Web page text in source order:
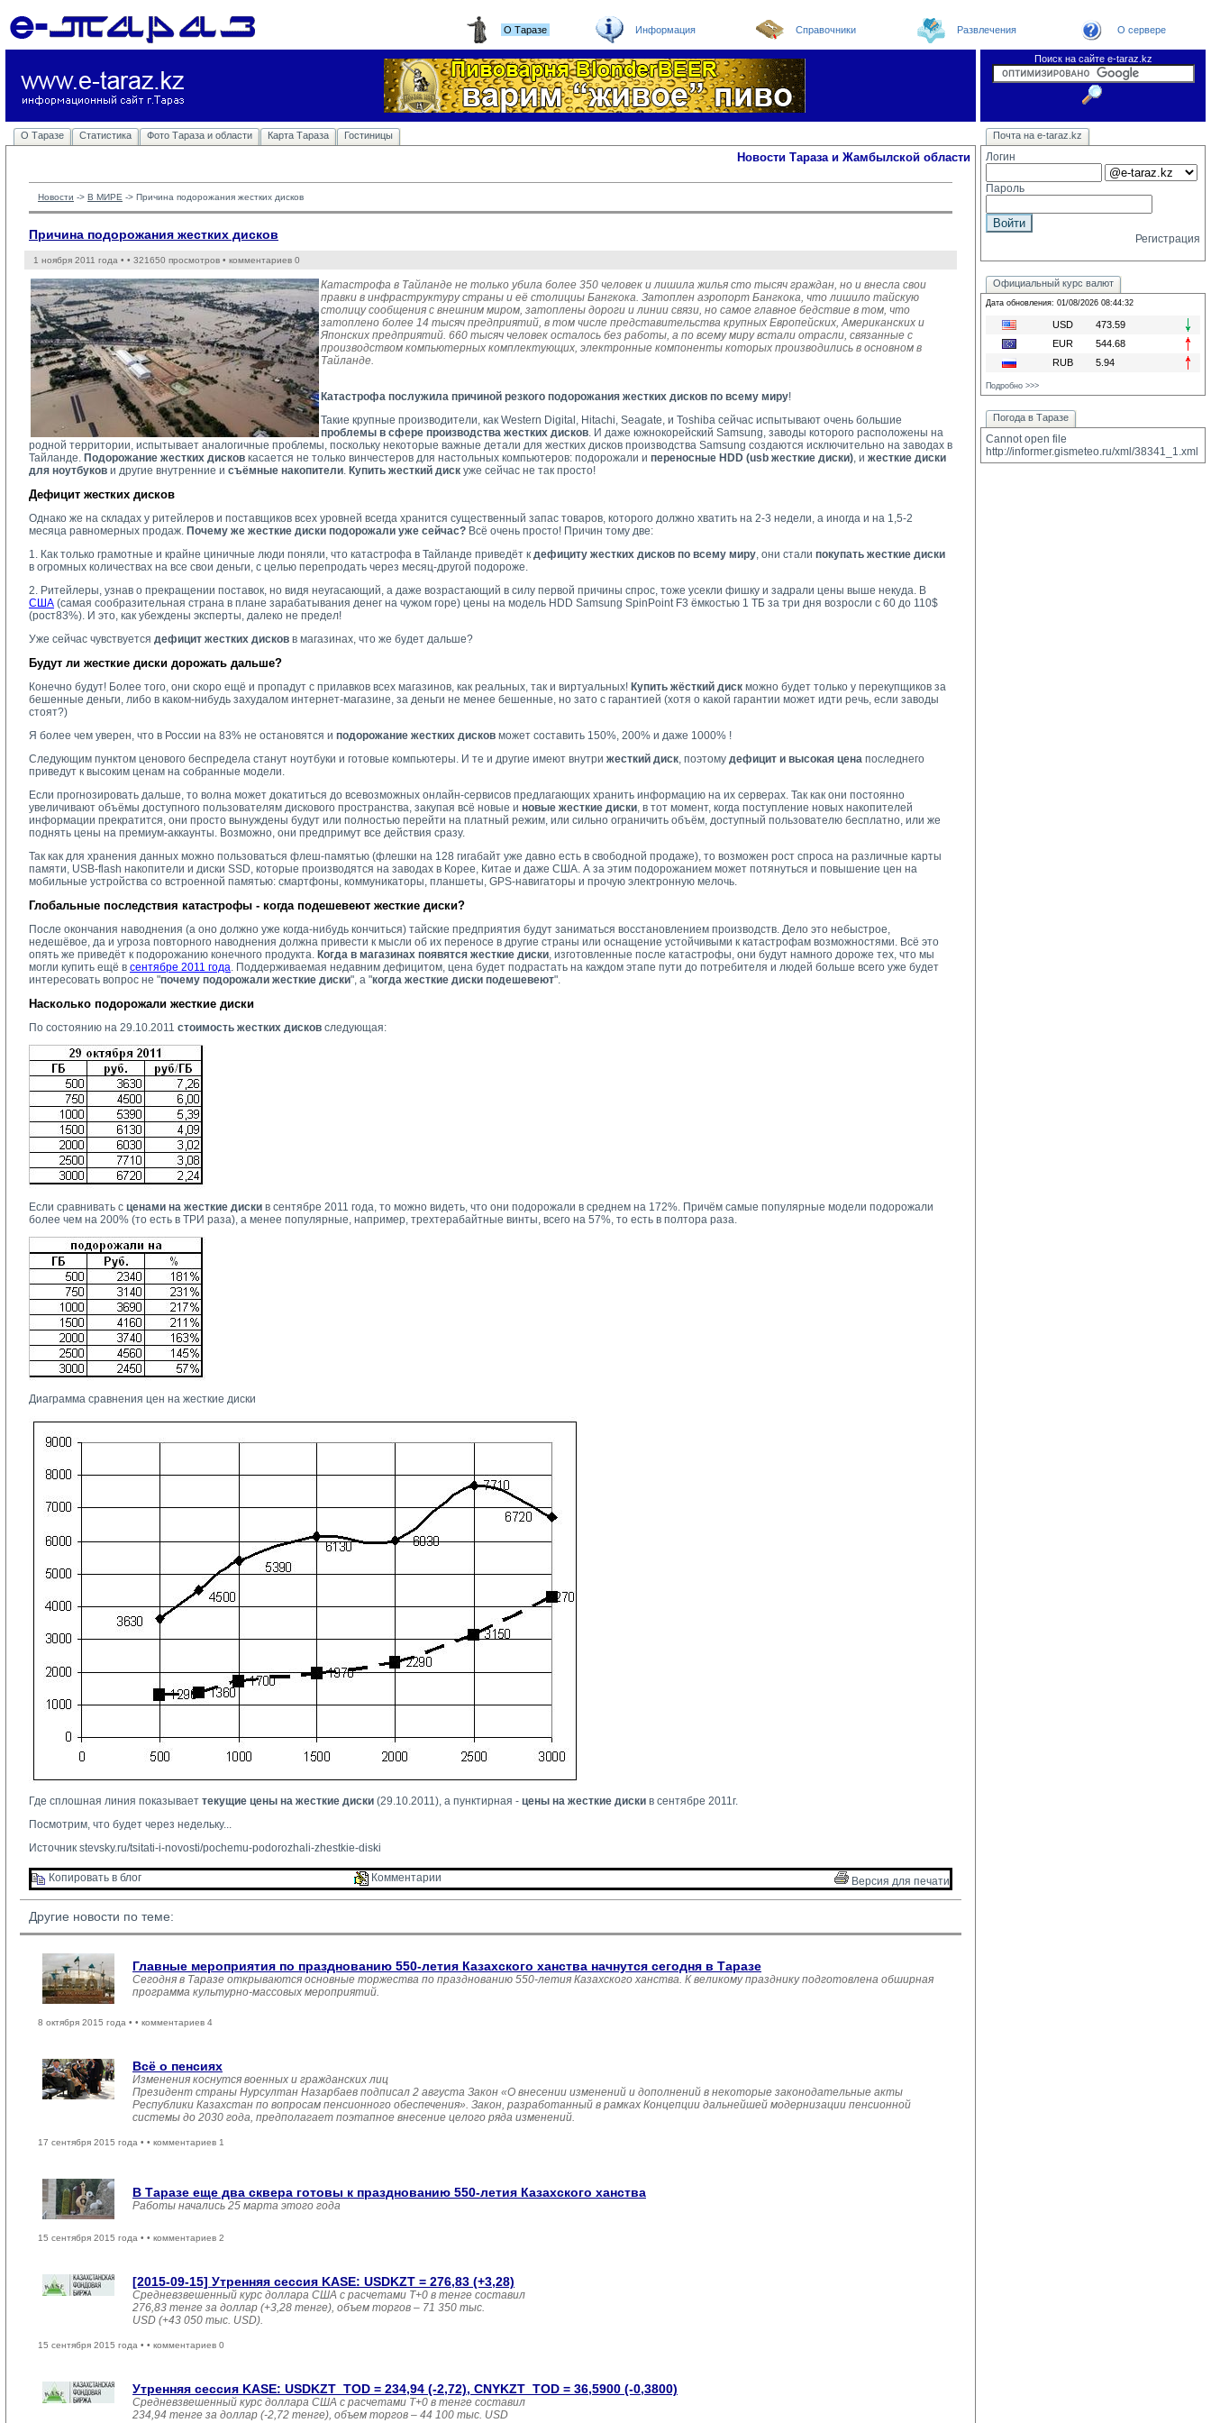
О Таразе Информация Справочники Развлечения О сервере
Поиск на сайте e-taraz.kz
О Таразе Статистика Фото Тараза и области Карта Тараза Гостиницы Новости Погода в Таразе
Телефоный справочник
Видеоконференция
Новости e-taraz
Новости Тараза и Жамбылской области
Новости -> В МИРЕ -> Причина подорожания жестких дисков
Причина подорожания жестких дисков
1 ноября 2011 года • • 321650 просмотров • комментариев 0
Катастрофа в Тайланде не только убила более 350 человек и лишила жилья сто тысяч граждан, но и внесла свои
правки в инфраструктуру страны и её столициы Бангкока. Затоплен аэропорт Бангкока, что лишило тайскую
столицу сообщения с внешним миром, затоплены дороги и линии связи, но самое главное бедствие в том, что
затоплено более 14 тысяч предприятий, в том числе представительства крупных Европейских, Американских и
Японских предприятий. 660 тысяч человек осталось без работы, а по всему миру встали отрасли, связанные с
производством компьютерных комплектующих, электронные компоненты которых производились в основном в
Тайланде.
Катастрофа послужила причиной резкого подорожания жестких дисков по всему миру!
Такие крупные производители, как Western Digital, Hitachi, Seagate, и Toshiba сейчас испытывают очень большие
проблемы в сфере производства жестких дисков. И даже южнокорейский Samsung, заводы которого расположены на
родной территории, испытывает аналогичные проблемы, поскольку некоторые важные детали для жестких дисков производства Samsung создаются исключительно на заводах в
Тайланде. Подорожание жестких дисков касается не только винчестеров для настольных компьютеров: подорожали и переносные HDD (usb жесткие диски), и жесткие диски
для ноутбуков и другие внутренние и съёмные накопители. Купить жесткий диск уже сейчас не так просто!
Дефицит жестких дисков
Однако же на складах у ритейлеров и поставщиков всех уровней всегда хранится существенный запас товаров, которого должно хватить на 2-3 недели, а иногда и на 1,5-2
месяца равномерных продаж. Почему же жесткие диски подорожали уже сейчас? Всё очень просто! Причин тому две:
1. Как только грамотные и крайне циничные люди поняли, что катастрофа в Тайланде приведёт к дефициту жестких дисков по всему миру, они стали покупать жесткие диски
в огромных количествах на все свои деньги, с целью перепродать через месяц-другой подороже.
2. Ритейлеры, узнав о прекращении поставок, но видя неугасающий, а даже возрастающий в силу первой причины спрос, тоже усекли фишку и задрали цены выше некуда. В
США (самая сообразительная страна в плане зарабатывания денег на чужом горе) цены на модель HDD Samsung SpinPoint F3 ёмкостью 1 ТБ за три дня возросли с 60 до 110$
(рост83%). И это, как убеждены эксперты, далеко не предел!
Уже сейчас чувствуется дефицит жестких дисков в магазинах, что же будет дальше?
Будут ли жесткие диски дорожать дальше?
Конечно будут! Более того, они скоро ещё и пропадут с прилавков всех магазинов, как реальных, так и виртуальных! Купить жёсткий диск можно будет только у перекупщиков за
бешенные деньги, либо в каком-нибудь захудалом интернет-магазине, за деньги не менее бешенные, но зато с гарантией (хотя о какой гарантии может идти речь, если заводы
стоят?)
Я более чем уверен, что в России на 83% не остановятся и подорожание жестких дисков может составить 150%, 200% и даже 1000% !
Следующим пунктом ценового беспредела станут ноутбуки и готовые компьютеры. И те и другие имеют внутри жесткий диск, поэтому дефицит и высокая цена последнего
приведут к высоким ценам на собранные модели.
Если прогнозировать дальше, то волна может докатиться до всевозможных онлайн-сервисов предлагающих хранить информацию на их серверах. Так как они постоянно
увеличивают объёмы доступного пользователям дискового пространства, закупая всё новые и новые жесткие диски, в тот момент, когда поступление новых накопителей
информации прекратится, они просто вынуждены будут или полностью перейти на платный режим, или сильно ограничить объём, доступный пользователю бесплатно, или же
поднять цены на премиум-аккаунты. Возможно, они предпримут все действия сразу.
Так как для хранения данных можно пользоваться флеш-памятью (флешки на 128 гигабайт уже давно есть в свободной продаже), то возможен рост спроса на различные карты
памяти, USB-flash накопители и диски SSD, которые производятся на заводах в Корее, Китае и даже США. А за этим подорожанием может потянуться и повышение цен на
мобильные устройства со встроенной памятью: смартфоны, коммуникаторы, планшеты, GPS-навигаторы и прочую электронную мелочь.
Глобальные последствия катастрофы - когда подешевеют жесткие диски?
После окончания наводнения (а оно должно уже когда-нибудь кончиться) тайские предприятия будут заниматься восстановлением производств. Дело это небыстрое,
недешёвое, да и угроза повторного наводнения должна привести к мысли об их переносе в другие страны или оснащение устойчивыми к катастрофам возможностями. Всё это
опять же приведёт к подорожанию конечного продукта. Когда в магазинах появятся жесткие диски, изготовленные после катастрофы, они будут намного дороже тех, что мы
могли купить ещё в сентябре 2011 года. Поддерживаемая недавним дефицитом, цена будет подрастать на каждом этапе пути до потребителя и людей больше всего уже будет
интересовать вопрос не "почему подорожали жесткие диски", а "когда жесткие диски подешевеют".
Насколько подорожали жесткие диски
По состоянию на 29.10.2011 стоимость жестких дисков следующая:
Если сравнивать с ценами на жесткие диски в сентябре 2011 года, то можно видеть, что они подорожали в среднем на 172%. Причём самые популярные модели подорожали
более чем на 200% (то есть в ТРИ раза), а менее популярные, например, трехтерабайтные винты, всего на 57%, то есть в полтора раза.
Диаграмма сравнения цен на жесткие диски
Где сплошная линия показывает текущие цены на жесткие диски (29.10.2011), а пунктирная - цены на жесткие диски в сентябре 2011г.
Посмотрим, что будет через недельку...
Источник stevsky.ru/tsitati-i-novosti/pochemu-podorozhali-zhestkie-diski
Копировать в блог Комментарии Версия для печати
Другие новости по теме:
Главные мероприятия по празднованию 550-летия Казахского ханства начнутся сегодня в Таразе
Сегодня в Таразе открываются основные торжества по празднованию 550-летия Казахского ханства. К великому празднику подготовлена обширная
программа культурно-массовых мероприятий.
8 октября 2015 года • • комментариев 4
Всё о пенсиях
Изменения коснутся военных и гражданских лиц
Президент страны Нурсултан Назарбаев подписал 2 августа Закон «О внесении изменений и дополнений в некоторые законодательные акты
Республики Казахстан по вопросам пенсионного обеспечения». Закон, разработанный в рамках Концепции дальнейшей модернизации пенсионной
системы до 2030 года, предполагает поэтапное внесение целого ряда изменений.
17 сентября 2015 года • • комментариев 1
В Таразе еще два сквера готовы к празднованию 550-летия Казахского ханства
Работы начались 25 марта этого года
15 сентября 2015 года • • комментариев 2
[2015-09-15] Утренняя сессия KASE: USDKZT = 276,83 (+3,28)
Средневзвешенный курс доллара США с расчетами T+0 в тенге составил
276,83 тенге за доллар (+3,28 тенге), объем торгов – 71 350 тыс.
USD (+43 050 тыс. USD).
15 сентября 2015 года • • комментариев 0
Утренняя сессия KASE: USDKZT_TOD = 234,94 (-2,72), CNYKZT_TOD = 36,5900 (-0,3800)
Средневзвешенный курс доллара США с расчетами T+0 в тенге составил
234,94 тенге за доллар (-2,72 тенге), объем торгов – 44 100 тыс. USD
Почта на e-taraz.kz
Логин
Пароль
Регистрация
Официальный курс валют
Дата обновления: 01/08/2026 08:44:32
USD
473.59
EUR
544.68
RUB
5.94
Подробно >>>
Погода в Таразе
Cannot open file
http://informer.gismeteo.ru/xml/38341_1.xml